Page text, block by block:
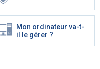
Mon ordinateur va-t-
il le gérer ?